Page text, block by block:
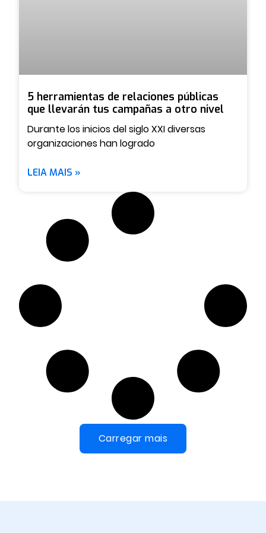
5 herramientas de relaciones públicas
que llevarán tus campañas a otro nivel
Durante los inicios del siglo XXI diversas
organizaciones han logrado
LEIA MAIS »
Carregar mais